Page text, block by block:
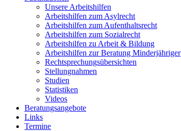
Unsere Arbeitshilfen
Arbeitshilfen zum Asylrecht
Arbeitshilfen zum Aufenthaltsrecht
Arbeitshilfen zum Sozialrecht
Arbeitshilfen zu Arbeit & Bildung
Arbeitshilfen zur Beratung Minderjähriger
Rechtsprechungsübersichten
Stellungnahmen
Studien
Statistiken
Videos
Beratungsangebote
Links
Termine